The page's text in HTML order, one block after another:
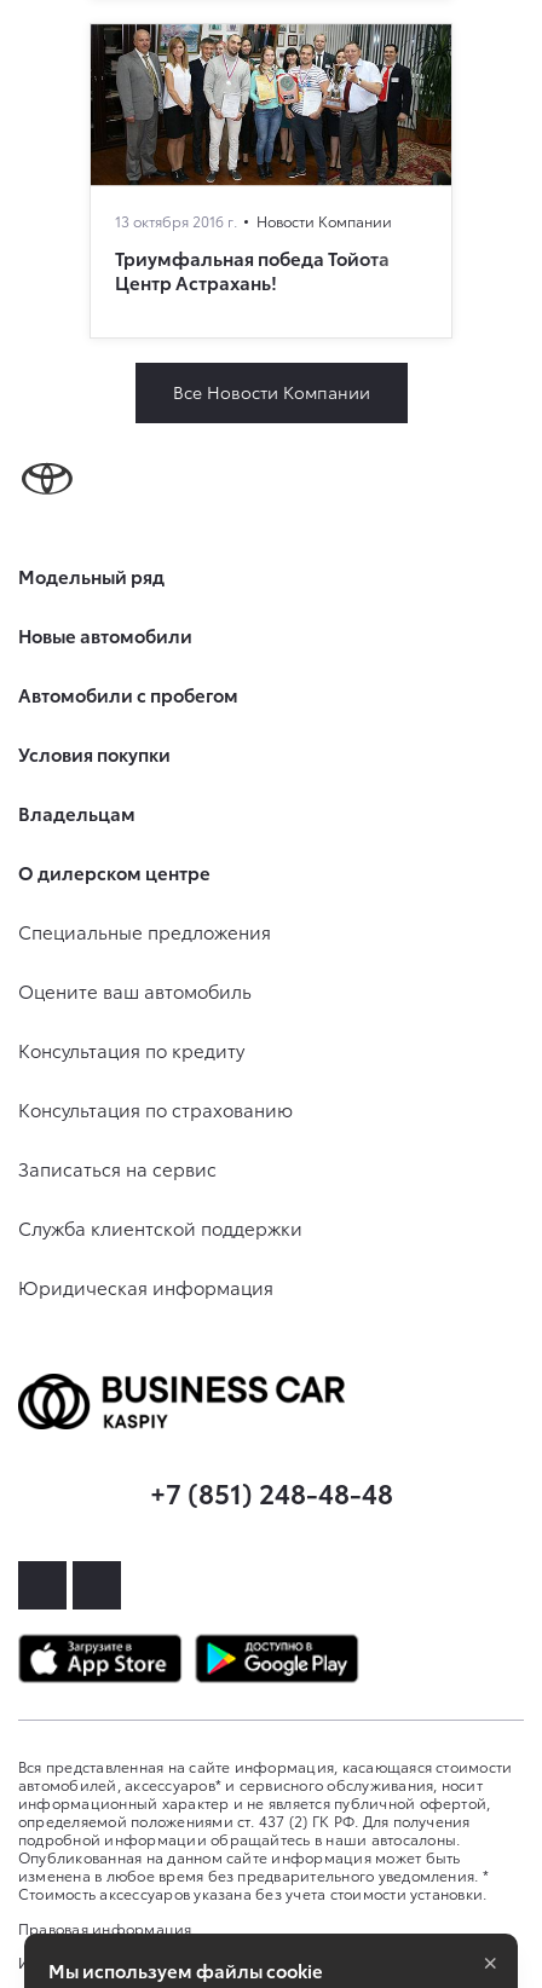
13 октября 2016 г. Новости Компании
Триумфальная победа Тойота
Центр Астрахань!
Все Новости Компании
Модельный ряд
Новые автомобили
Автомобили с пробегом
Условия покупки
Владельцам
О дилерском центре
Специальные предложения
Оцените ваш автомобиль
Консультация по кредиту
Консультация по страхованию
Записаться на сервис
Служба клиентской поддержки
Юридическая информация
+7 (851) 248-48-48
Вся представленная на сайте информация, касающаяся стоимости
автомобилей, аксессуаров* и сервисного обслуживания, носит
информационный характер и не является публичной офертой,
определяемой положениями ст. 437 (2) ГК РФ. Для получения
подробной информации обращайтесь в наши автосалоны.
Опубликованная на данном сайте информация может быть
изменена в любое время без предварительного уведомления. *
Стоимость аксессуаров указана без учета стоимости установки.
Правовая информация
Изменить настройку cookies
Мы используем файлы cookie ×